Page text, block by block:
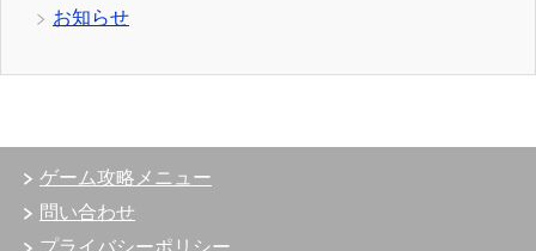
お知らせ
ゲーム攻略メニュー
問い合わせ
プライバシーポリシー